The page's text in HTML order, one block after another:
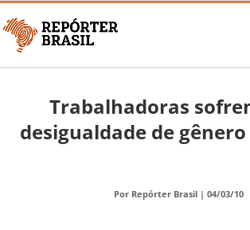
Trabalhadoras
desigualdade de gênero
Por Repórter Brasil | 04/03/10